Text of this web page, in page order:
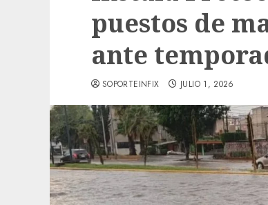
puestos de
ante
SOPORTEINFIX JULIO 1, 2026